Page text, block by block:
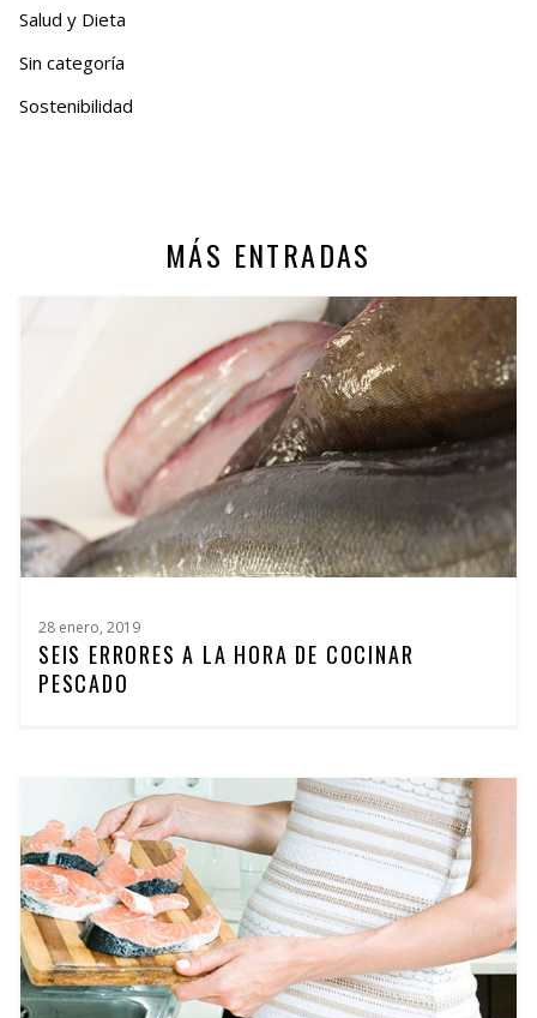
Salud y Dieta
Sin categoría
Sostenibilidad
MÁS ENTRADAS
28 enero, 2019
SEIS ERRORES A LA HORA DE COCINAR
PESCADO